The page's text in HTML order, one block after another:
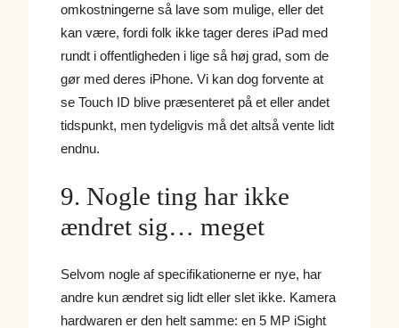
omkostningerne så lave som mulige, eller det
kan være, fordi folk ikke tager deres iPad med
rundt i offentligheden i lige så høj grad, som de
gør med deres iPhone. Vi kan dog forvente at
se Touch ID blive præsenteret på et eller andet
tidspunkt, men tydeligvis må det altså vente lidt
endnu.
9. Nogle ting har ikke
ændret sig… meget
Selvom nogle af specifikationerne er nye, har
andre kun ændret sig lidt eller slet ikke. Kamera
hardwaren er den helt samme: en 5 MP iSight